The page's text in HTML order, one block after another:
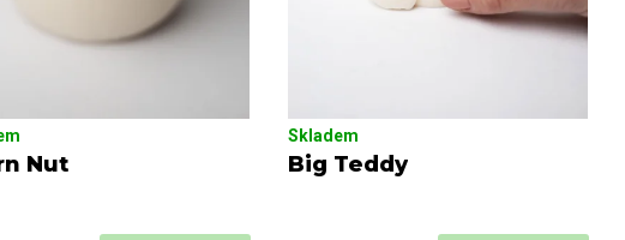
Nut Big Teddy
Skladem